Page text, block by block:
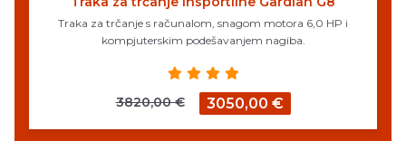
Traka za trčanje s računalom, snagom motora 6,0 HP i
kompjuterskim podešavanjem nagiba.
3820,00 € 3050,00 €